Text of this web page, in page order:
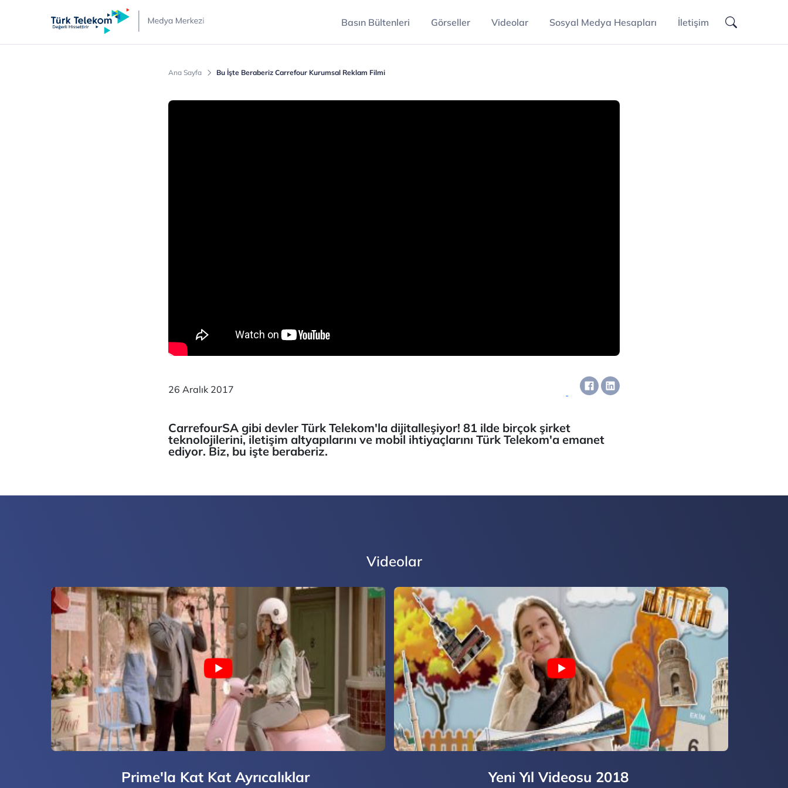
Basın Bültenleri Görseller Videolar Sosyal Medya Hesapları İletişim
Ana Sayfa Bu İşte Beraberiz Carrefour Kurumsal Reklam Filmi
26 Aralık 2017
CarrefourSA gibi devler Türk Telekom'la dijitalleşiyor! 81 ilde birçok şirket
teknolojilerini, iletişim altyapılarını ve mobil ihtiyaçlarını Türk Telekom'a emanet
ediyor. Biz, bu işte beraberiz.
Videolar
Prime'la Kat Kat Ayrıcalıklar Yeni Yıl Videosu 2018